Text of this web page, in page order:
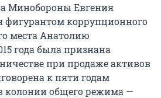
Минобороны Евгения
фигурантом коррупционного
места Анатолию
года была признана
при продаже активов
к пяти годам
колонии общего режима —